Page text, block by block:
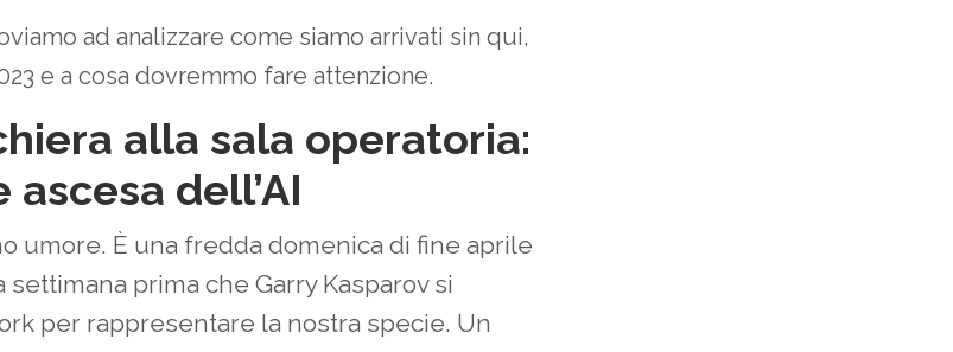
ad analizzare come siamo arrivati sin qui,
e a cosa dovremmo fare attenzione.
alla sala operatoria:
ascesa dell’AI
umore. È una fredda domenica di fine aprile
settimana prima che Garry Kasparov si
per rappresentare la nostra specie. Un